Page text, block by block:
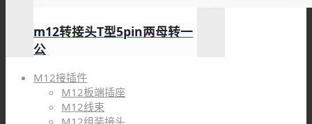
m12转接头T型5pin两母转一
公
M12接插件
M12板端插座
M12线束
M12组装接头